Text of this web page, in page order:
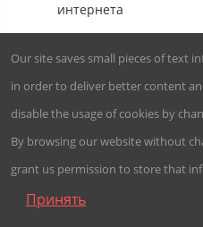
интернета
1 787 156
установок
Our site saves small pieces of text
in order to deliver better content
disable the usage of cookies by
By browsing our website without
grant us permission to store that
Принять